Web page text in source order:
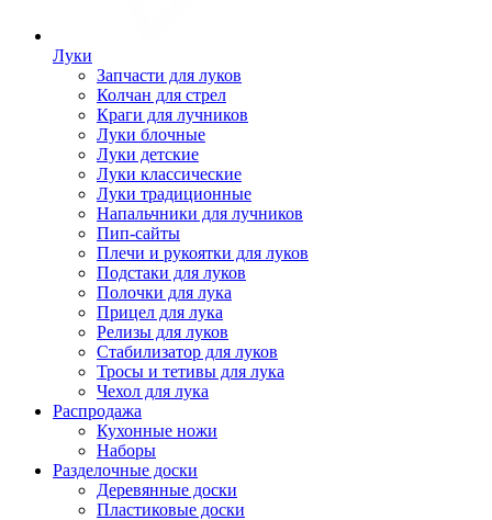
Луки
Запчасти для луков
Колчан для стрел
Краги для лучников
Луки блочные
Луки детские
Луки классические
Луки традиционные
Напальчники для лучников
Пип-сайты
Плечи и рукоятки для луков
Подстаки для луков
Полочки для лука
Прицел для лука
Релизы для луков
Стабилизатор для луков
Тросы и тетивы для лука
Чехол для лука
Распродажа
Кухонные ножи
Наборы
Разделочные доски
Деревянные доски
Пластиковые доски